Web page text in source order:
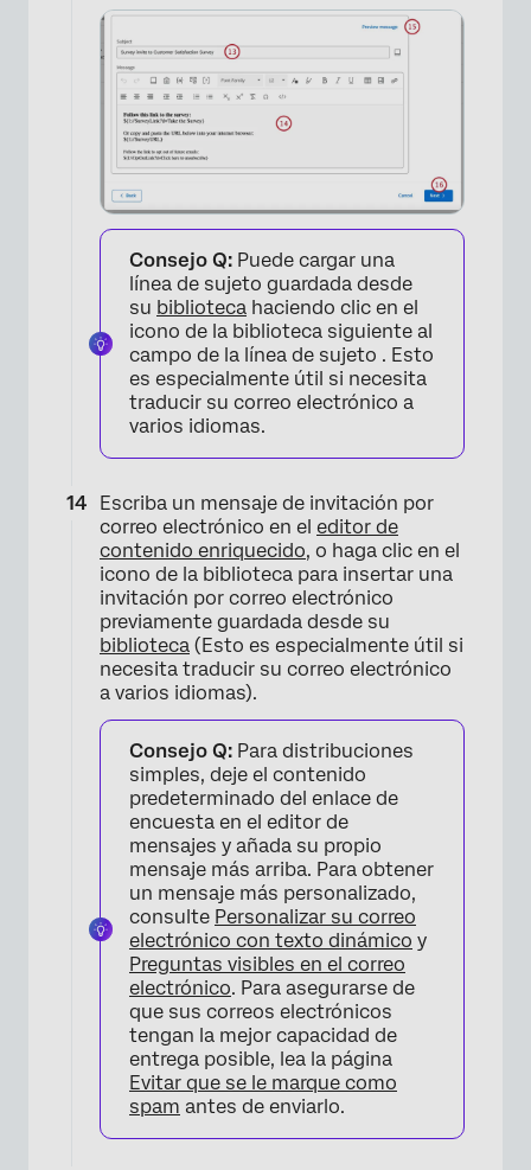
Consejo Q: Puede cargar una
línea de sujeto guardada desde
su biblioteca haciendo clic en el
icono de la biblioteca siguiente al
campo de la línea de sujeto . Esto
es especialmente útil si necesita
traducir su correo electrónico a
varios idiomas.
Escriba un mensaje de invitación por
correo electrónico en el editor de
contenido enriquecido, o haga clic en el
icono de la biblioteca para insertar una
invitación por correo electrónico
previamente guardada desde su
biblioteca (Esto es especialmente útil si
necesita traducir su correo electrónico
a varios idiomas).
Consejo Q: Para distribuciones
simples, deje el contenido
predeterminado del enlace de
encuesta en el editor de
mensajes y añada su propio
mensaje más arriba. Para obtener
un mensaje más personalizado,
consulte Personalizar su correo
electrónico con texto dinámico y
Preguntas visibles en el correo
electrónico. Para asegurarse de
que sus correos electrónicos
tengan la mejor capacidad de
entrega posible, lea la página
Evitar que se le marque como
spam antes de enviarlo.